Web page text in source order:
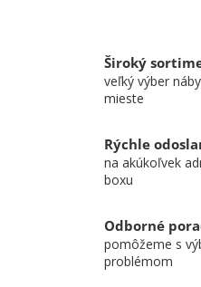
Široký
veľký výber
mieste
Rýchle
na akúkoľvek
boxu
Odborné
pomôžeme s
problémom